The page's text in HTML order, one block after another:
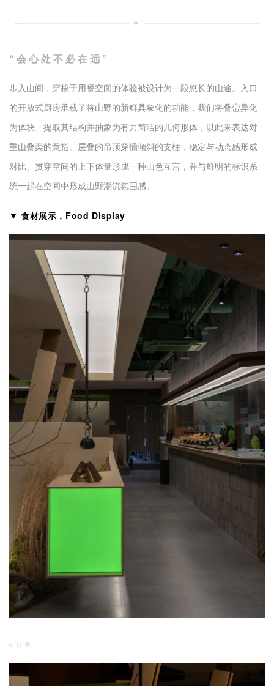
“ 会 心 处 不 必 在 远 ”
步入山间，穿梭于用餐空间的体验被设计为一段悠长的山途。入口
的开放式厨房承载了将山野的新鲜具象化的功能，我们将叠峦异化
为体块、提取其结构并抽象为有力简洁的几何形体，以此来表达对
重山叠栾的意指。层叠的吊顶穿插倾斜的支柱，稳定与动态感形成
对比、贯穿空间的上下体量形成一种山色互言，并与鲜明的标识系
统一起在空间中形成山野潮流氛围感。
▼ 食材展示，Food Display
© 赵 赛